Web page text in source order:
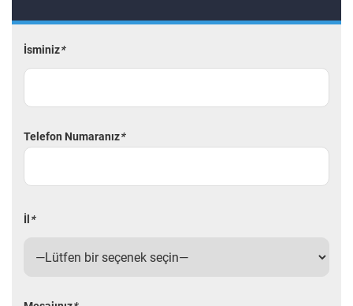
İsminiz*
Telefon Numaranız*
İl *